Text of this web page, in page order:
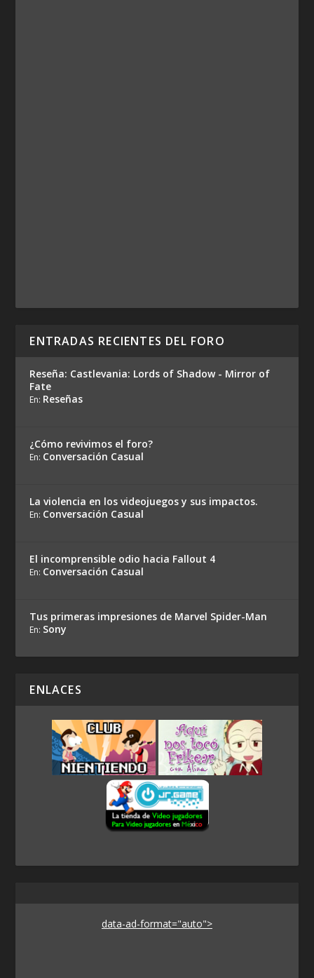
ENTRADAS RECIENTES DEL FORO
Reseña: Castlevania: Lords of Shadow - Mirror of
Fate
En: Reseñas
¿Cómo revivimos el foro?
En: Conversación Casual
La violencia en los videojuegos y sus impactos.
En: Conversación Casual
El incomprensible odio hacia Fallout 4
En: Conversación Casual
Tus primeras impresiones de Marvel Spider-Man
En: Sony
ENLACES
data-ad-format="auto">